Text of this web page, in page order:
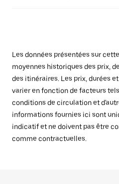
Les données présentées sur
moyennes historiques des prix,
des itinéraires. Les prix, durées
varier en fonction de facteurs
conditions de circulation et
informations fournies ici sont
indicatif et ne doivent pas être
comme contractuelles.